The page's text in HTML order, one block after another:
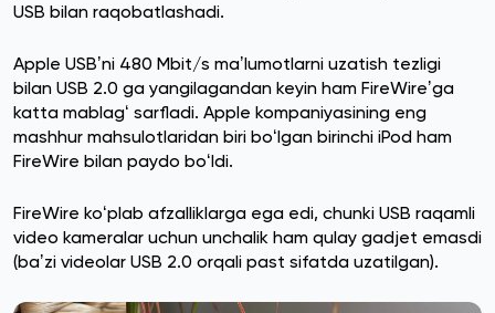
USB bilan raqobatlashadi.
Apple USBʼni 480 Mbit/s maʼlumotlarni uzatish tezligi
bilan USB 2.0 ga yangilagandan keyin ham FireWireʼga
katta mablagʻ sarfladi. Apple kompaniyasining eng
mashhur mahsulotlaridan biri boʻlgan birinchi iPod ham
FireWire bilan paydo boʻldi.
FireWire koʻplab afzalliklarga ega edi, chunki USB raqamli
video kameralar uchun unchalik ham qulay gadjet emasdi
(baʼzi videolar USB 2.0 orqali past sifatda uzatilgan).